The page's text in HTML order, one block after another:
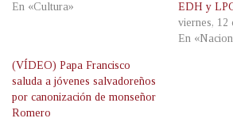
En «Cultura»
EDH y
viernes, 12
En
(VÍDEO) Papa Francisco
saluda a jóvenes salvadoreños
por canonización de monseñor
Romero